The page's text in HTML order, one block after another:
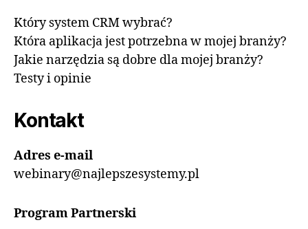
Który system CRM wybrać?
Która aplikacja jest potrzebna w mojej branży?
Jakie narzędzia są dobre dla mojej branży?
Testy i opinie
Kontakt
Adres e-mail
webinary@najlepszesystemy.pl
Program Partnerski